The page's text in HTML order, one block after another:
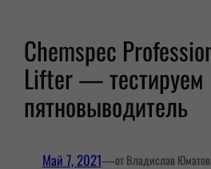
Chemspec
Lifter — тестируем
пятновыводитель
Май 7, 2021—от Владислав Юматов